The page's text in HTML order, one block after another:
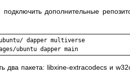
дополнительные
dapper multiverse
два пакета: libxine-extracodecs и